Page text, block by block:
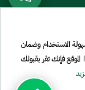
الاستخدام وضمان
فإنك تقر بقبولك